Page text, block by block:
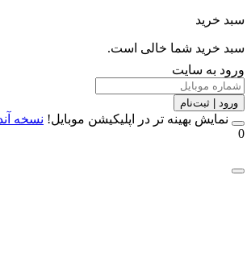
خرید شما خالی است.
به سایت
| ثبت‌نام
بهینه تر در اپلیکیشن موبایل!نسخه آندروید